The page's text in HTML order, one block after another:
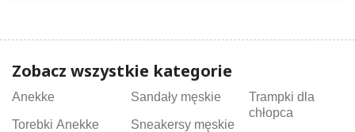
Zobacz wszystkie kategorie
Anekke
Torebki Anekke
Sandały męskie
Sneakersy męskie
Trampki dla
chłopca